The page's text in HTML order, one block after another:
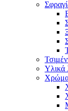
Υλικά